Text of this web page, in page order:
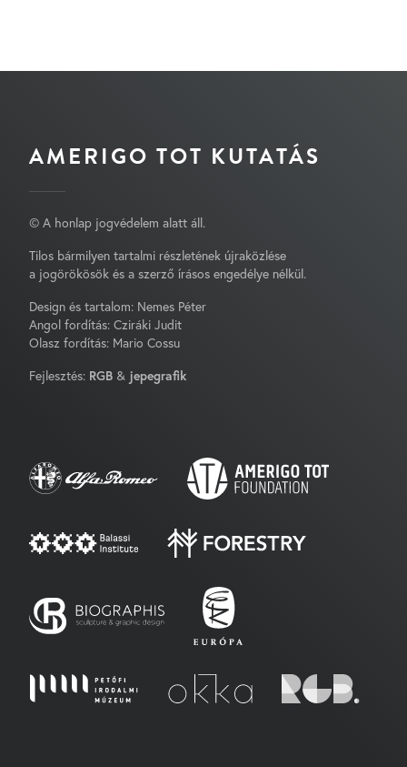
AMERIGO TOT KUTATÁS
© A honlap jogvédelem alatt áll.
Tilos bármilyen tartalmi részletének újraközlése
a jogörökösök és a szerző írásos engedélye nélkül.
Design és tartalom: Nemes Péter
Angol fordítás: Cziráki Judit
Olasz fordítás: Mario Cossu
Fejlesztés: RGB & jepegrafik